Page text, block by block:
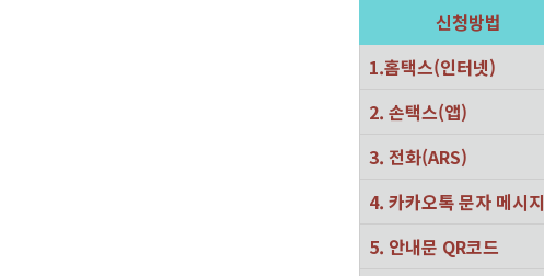
신청방법
1.홈택스(인터넷)
2. 손택스(앱)
3. 전화(ARS)
4. 카카오톡 문자 메시지
5. 안내문 QR코드